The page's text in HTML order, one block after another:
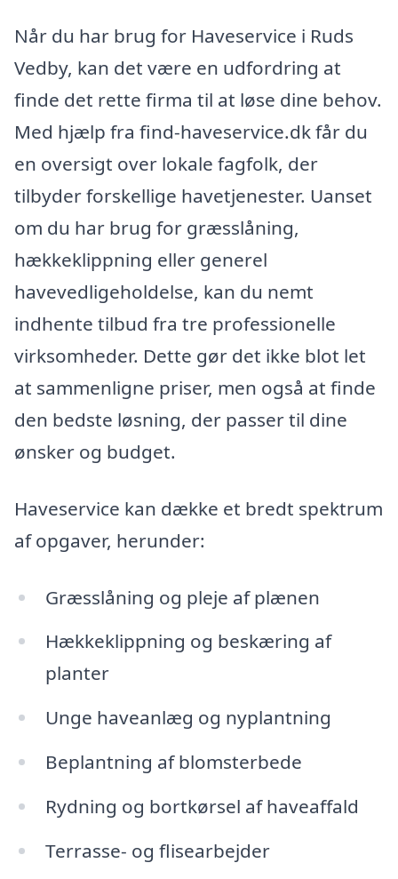
Når du har brug for Haveservice i Ruds
Vedby, kan det være en udfordring at
finde det rette firma til at løse dine behov.
Med hjælp fra find-haveservice.dk får du
en oversigt over lokale fagfolk, der
tilbyder forskellige havetjenester. Uanset
om du har brug for græsslåning,
hækkeklippning eller generel
havevedligeholdelse, kan du nemt
indhente tilbud fra tre professionelle
virksomheder. Dette gør det ikke blot let
at sammenligne priser, men også at finde
den bedste løsning, der passer til dine
ønsker og budget.
Haveservice kan dække et bredt spektrum
af opgaver, herunder:
Græsslåning og pleje af plænen
Hækkeklippning og beskæring af
planter
Unge haveanlæg og nyplantning
Beplantning af blomsterbede
Rydning og bortkørsel af haveaffald
Terrasse- og flisearbejder